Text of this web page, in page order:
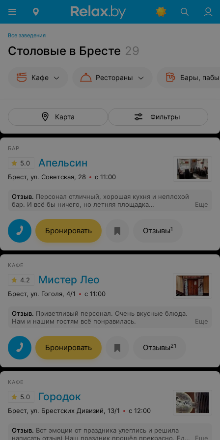
Все заведения
Столовые в Бресте 29
Кафе Рестораны Бары, пабы
Карта Фильтры
БАР
5.0 Апельсин
Брест, ул. Советская, 28 с 11:00
Отзыв. Персонал отличный, хорошая кухня и неплохой
бар. И всё бы ничего, но летняя площадка
магазина... "Блеск")
Еще
Бронировать Отзывы1
КАФЕ
4.2 Мистер Лео
Брест, ул. Гоголя, 4/1 с 11:00
Отзыв. Приветливый персонал. Очень вкусные блюда.
Нам и нашим гостям всё понравилась.
Еще
Бронировать Отзывы21
КАФЕ
5.0 Городок
Брест, ул. Брестских Дивизий, 13/1 с 12:00
Отзыв. Вот эмоции от праздника улеглись и решила
написать отзыв) Наш праздник прошёл прекрасно. Еда
Еще